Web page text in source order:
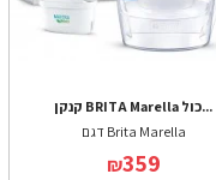
קנקן BRITA Marella כול...
דגם Brita Marella
₪359